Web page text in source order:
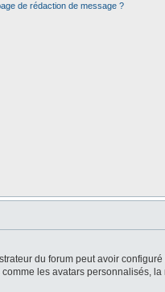
de rédaction de message ?
du forum peut avoir
les avatars personnalisés,